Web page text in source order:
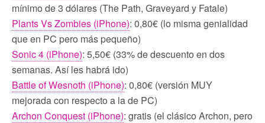
mínimo de 3 dólares (The Path, Graveyard y Fatale)
Plants Vs Zombies (iPhone): 0,80€ (lo misma genialidad
que en PC pero más pequeño)
Sonic 4 (iPhone): 5,50€ (33% de descuento en dos
semanas. Así les habrá ido)
Battle of Wesnoth (iPhone): 0,80€ (versión MUY
mejorada con respecto a la de PC)
Archon Conquest (iPhone): gratis (el clásico Archon, pero